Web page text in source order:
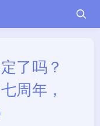
了吗？
周年，